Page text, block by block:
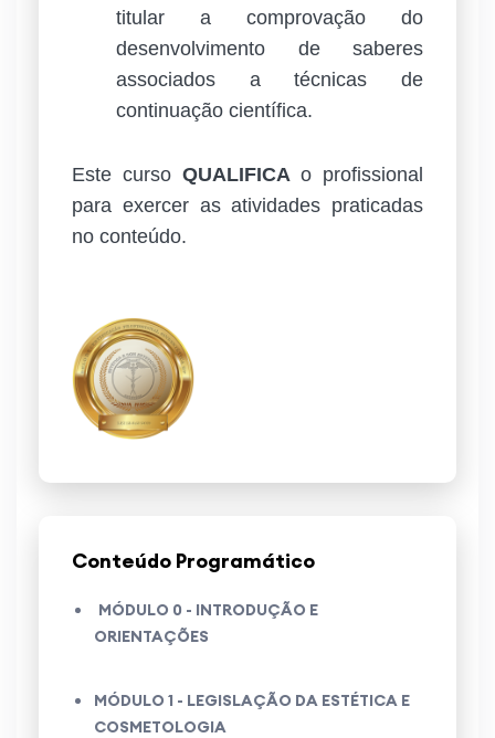
titular a comprovação do
desenvolvimento de saberes
associados a técnicas de
continuação científica.
Este curso QUALIFICA o profissional
para exercer as atividades praticadas
no conteúdo.
Conteúdo Programático
MÓDULO 0 - INTRODUÇÃO E
ORIENTAÇÕES
MÓDULO 1 - LEGISLAÇÃO DA ESTÉTICA E
COSMETOLOGIA